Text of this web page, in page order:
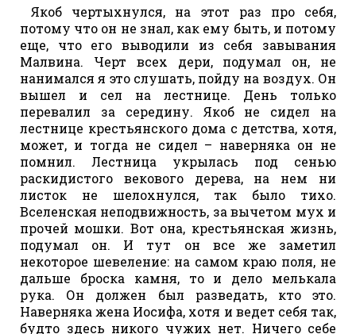
Якоб чертыхнулся, на этот раз про себя,
потому что он не знал, как ему быть, и потому
еще, что его выводили из себя завывания
Малвина. Черт всех дери, подумал он, не
нанимался я это слушать, пойду на воздух. Он
вышел и сел на лестнице. День только
перевалил за середину. Якоб не сидел на
лестнице крестьянского дома с детства, хотя,
может, и тогда не сидел – наверняка он не
помнил. Лестница укрылась под сенью
раскидистого векового дерева, на нем ни
листок не шелохнулся, так было тихо.
Вселенская неподвижность, за вычетом мух и
прочей мошки. Вот она, крестьянская жизнь,
подумал он. И тут он все же заметил
некоторое шевеление: на самом краю поля, не
дальше броска камня, то и дело мелькала
рука. Он должен был разведать, кто это.
Наверняка жена Иосифа, хотя и ведет себя так,
будто здесь никого чужих нет. Ничего себе